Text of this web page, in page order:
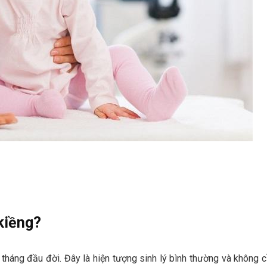
đầu đời. Đây là hiện tượng sinh lý bình thường và không